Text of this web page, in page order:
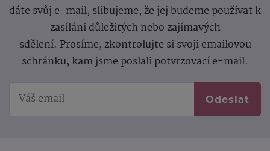
dáte svůj e-mail, slibujeme, že jej budeme používat k
zasílání důležitých nebo zajímavých
sdělení. Prosíme, zkontrolujte si svoji emailovou
schránku, kam jsme poslali potvrzovací e-mail.
Odeslat